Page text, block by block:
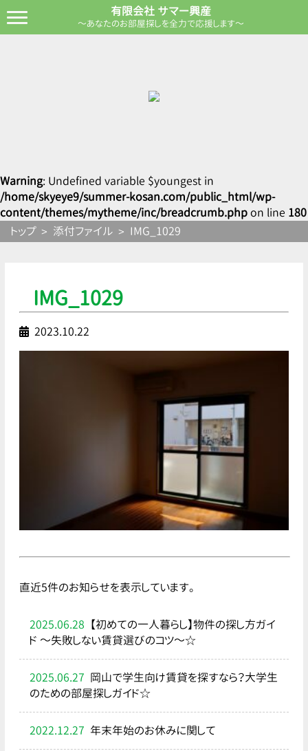
有限会社 サマー興産
～あなたのお部屋探しを全力で応援します～
Warning: Undefined variable $youngest in
/home/skyeye9/summer-kosan.com/public_html/wp-
content/themes/mytheme/inc/breadcrumb.phpon line 180
トップ
添付ファイル IMG_1029
IMG_1029
2023.10.22
直近5件のお知らせを表示しています。
2025.06.28 【初めての一人暮らし】物件の探し方ガイ
ド ～失敗しない賃貸選びのコツ～☆
2025.06.27 岡山で学生向け賃貸を探すなら？大学生
のための部屋探しガイド☆
2022.12.27 年末年始のお休みに関して